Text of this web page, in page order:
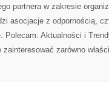
partnera w zakresie
asocjacje z odpornością,
Polecam: Aktualności i
zarówno